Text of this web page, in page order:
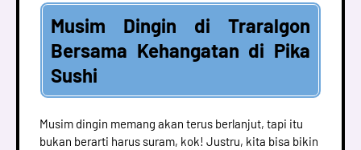
Musim Dingin di Traralgon
Bersama Kehangatan di Pika
Sushi
Musim dingin memang akan terus berlanjut, tapi itu
bukan berarti harus suram, kok! Justru, kita bisa bikin